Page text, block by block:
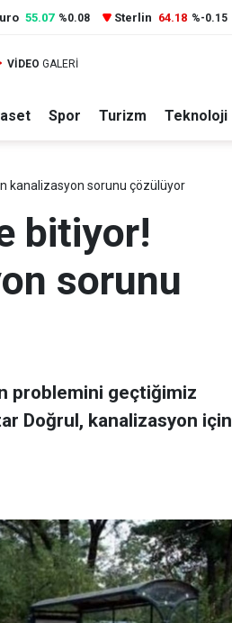
55.07 %0.08 Sterlin 64.18 %-0.15
VİDEO GALERİ
Spor Turizm Teknoloji
kanalizasyon sorunu çözülüyor
bitiyor!
sorunu
problemini geçtiğimiz
Doğrul, kanalizasyon için